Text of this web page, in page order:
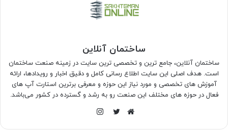
ساختمان آنلاین
ساختمان آنلاین، جامع ترین و تخصصی ترین سایت در زمینه صنعت ساختمان
است. هدف اصلی این سایت اطلاع رسانی کامل و دقیق اخبار و رویدادها، ارائه
آموزش های تخصصی و مورد نیاز این حوزه و معرفی برترین استارت آپ های
فعال در حوزه های مختلف این صنعت رو به رشد و گسترده در کشور می‌باشد.